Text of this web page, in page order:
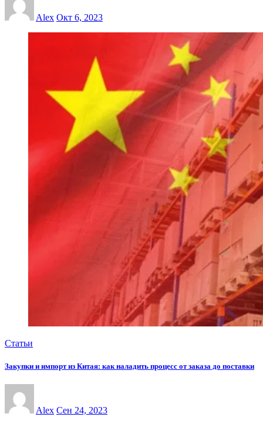
Alex Окт 6, 2023
Статьи
Закупки и импорт из Китая: как наладить процесс от заказа до поставки
Alex Сен 24, 2023